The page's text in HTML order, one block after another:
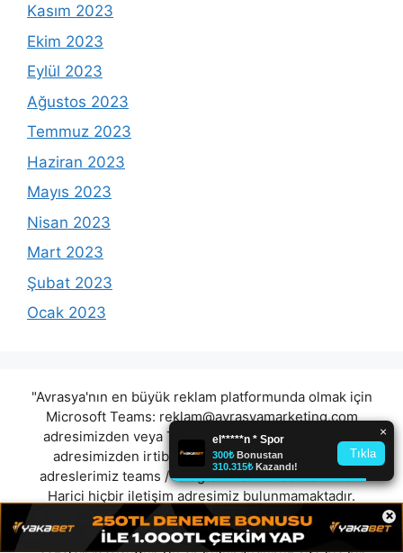
×
Kasım 2023
Ekim 2023
Eylül 2023
Ağustos 2023
Temmuz 2023
Haziran 2023
Mayıs 2023
Nisan 2023
Mart 2023
Şubat 2023
Ocak 2023
"Avrasya'nın en büyük reklam platformunda olmak için
Microsoft Teams: reklam@avrasyamarketing.com
adresimizden veya Telegram: @Avrasyamarketing
adresimizden irtibat kurabilirsiniz. (Tek iletişim
adreslerimiz teams / telegram ve mail adresimizdir.
Harici hiçbir iletişim adresimiz bulunmamaktadır.
Lütfen itibar etmeyiniz.) Türkiye yasalarına göre 7258
sayılı kanun uyarınca yasa dışı bahis oynamanın